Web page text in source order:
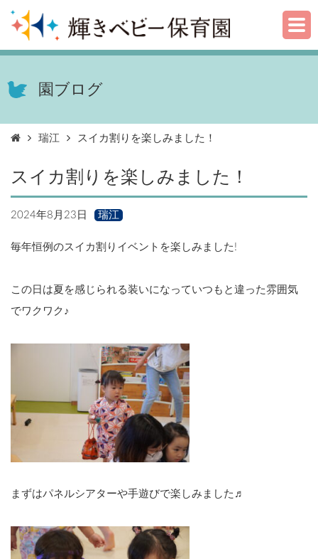
園ブログ
瑞江 スイカ割りを楽しみました！
スイカ割りを楽しみました！
2024年8月23日 瑞江
毎年恒例のスイカ割りイベントを楽しみました!
この日は夏を感じられる装いになっていつもと違った雰囲気
でワクワク♪
まずはパネルシアターや手遊びで楽しみました♬